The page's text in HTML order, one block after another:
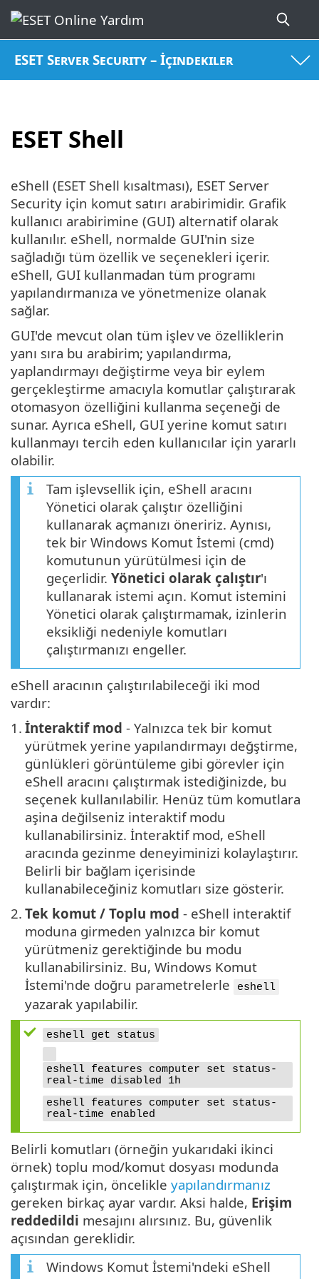
ESET Server Security – İçindekiler
ESET Shell
eShell (ESET Shell kısaltması), ESET Server
Security için komut satırı arabirimidir. Grafik
kullanıcı arabirimine (GUI) alternatif olarak
kullanılır. eShell, normalde GUI'nin size
sağladığı tüm özellik ve seçenekleri içerir.
eShell, GUI kullanmadan tüm programı
yapılandırmanıza ve yönetmenize olanak
sağlar.
GUI'de mevcut olan tüm işlev ve özelliklerin
yanı sıra bu arabirim; yapılandırma,
yaplandırmayı değiştirme veya bir eylem
gerçekleştirme amacıyla komutlar çalıştırarak
otomasyon özelliğini kullanma seçeneği de
sunar. Ayrıca eShell, GUI yerine komut satırı
kullanmayı tercih eden kullanıcılar için yararlı
olabilir.
Tam işlevsellik için, eShell aracını
Yönetici olarak çalıştır özelliğini
kullanarak açmanızı öneririz. Aynısı,
tek bir Windows Komut İstemi (cmd)
komutunun yürütülmesi için de
geçerlidir. Yönetici olarak çalıştır'ı
kullanarak istemi açın. Komut istemini
Yönetici olarak çalıştırmamak, izinlerin
eksikliği nedeniyle komutları
çalıştırmanızı engeller.
eShell aracının çalıştırılabileceği iki mod
vardır:
1. İnteraktif mod - Yalnızca tek bir komut
yürütmek yerine yapılandırmayı değştirme,
günlükleri görüntüleme gibi görevler için
eShell aracını çalıştırmak istediğinizde, bu
seçenek kullanılabilir. Henüz tüm komutlara
aşina değilseniz interaktif modu
kullanabilirsiniz. İnteraktif mod, eShell
aracında gezinme deneyiminizi kolaylaştırır.
Belirli bir bağlam içerisinde
kullanabileceğiniz komutları size gösterir.
2. Tek komut / Toplu mod - eShell interaktif
moduna girmeden yalnızca bir komut
yürütmeniz gerektiğinde bu modu
kullanabilirsiniz. Bu, Windows Komut
İstemi'nde doğru parametrelerle
eshell
yazarak yapılabilir.
eshell get status
eshell features computer set status-
real-time disabled 1h
eshell features computer set status-
real-time enabled
Belirli komutları (örneğin yukarıdaki ikinci
örnek) toplu mod/komut dosyası modunda
çalıştırmak için, öncelikle yapılandırmanız
gereken birkaç ayar vardır. Aksi halde, Erişim
reddedildi mesajını alırsınız. Bu, güvenlik
açısından gereklidir.
Windows Komut İstemi'ndeki eShell